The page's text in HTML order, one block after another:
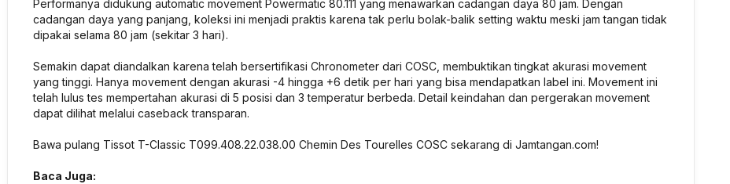
Performanya didukung automatic movement Powermatic 80.111 yang menawarkan cadangan daya 80 jam. Dengan
cadangan daya yang panjang, koleksi ini menjadi praktis karena tak perlu bolak-balik setting waktu meski jam tangan tidak
dipakai selama 80 jam (sekitar 3 hari).
Semakin dapat diandalkan karena telah bersertifikasi Chronometer dari COSC, membuktikan tingkat akurasi movement
yang tinggi. Hanya movement dengan akurasi -4 hingga +6 detik per hari yang bisa mendapatkan label ini. Movement ini
telah lulus tes mempertahan akurasi di 5 posisi dan 3 temperatur berbeda. Detail keindahan dan pergerakan movement
dapat dilihat melalui caseback transparan.
Bawa pulang Tissot T-Classic T099.408.22.038.00 Chemin Des Tourelles COSC sekarang di Jamtangan.com!
Baca Juga: